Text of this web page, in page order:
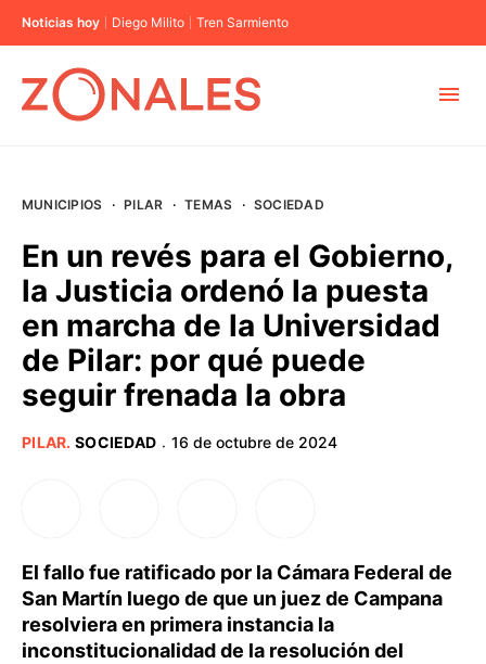
Noticias hoy Diego Milito Tren Sarmiento
BUENOS AIRES
PROVINCIAS
MUNICIPIOS · PILAR · TEMAS · SOCIEDAD
En un revés para el Gobierno,
la Justicia ordenó la puesta
en marcha de la Universidad
de Pilar: por qué puede
seguir frenada la obra
PILAR. SOCIEDAD · 16 de octubre de 2024
El fallo fue ratificado por la Cámara Federal de
San Martín luego de que un juez de Campana
resolviera en primera instancia la
inconstitucionalidad de la resolución del